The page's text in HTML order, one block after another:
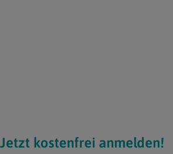
Jetzt kostenfrei anmelden!